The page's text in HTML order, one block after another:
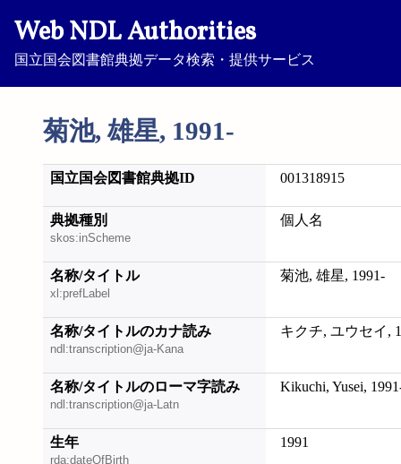
Web NDL Authorities
国立国会図書館典拠データ検索・提供サービス
菊池, 雄星, 1991-
国立国会図書館典拠ID 001318915
典拠種別
skos:inScheme
個人名
名称/タイトル
xl:prefLabel
菊池, 雄星, 1991-
名称/タイトルのカナ読み
ndl:transcription@ja-Kana
キクチ, ユウセイ,
名称/タイトルのローマ字読み
ndl:transcription@ja-Latn
Kikuchi, Yusei,
生年
rda:dateOfBirth
1991